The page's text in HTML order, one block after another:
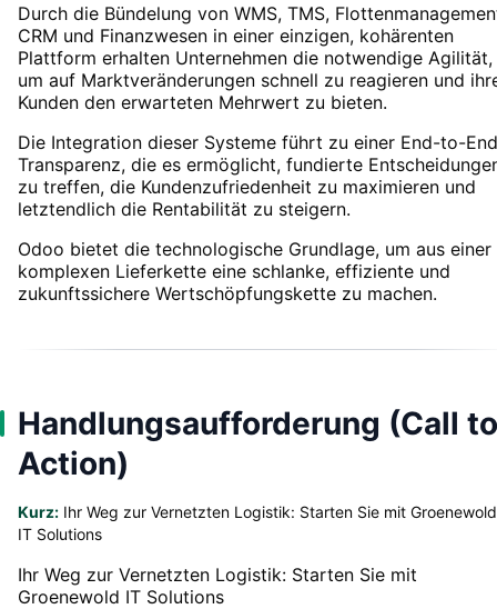
Durch die Bündelung von WMS, TMS,
CRM und Finanzwesen in einer einzigen, kohärenten
Plattform erhalten Unternehmen die notwendige Agilität,
um auf Marktveränderungen schnell zu reagieren und
Kunden den erwarteten Mehrwert zu bieten.
Die Integration dieser Systeme führt zu einer End-to-
Transparenz, die es ermöglicht, fundierte
zu treffen, die Kundenzufriedenheit zu maximieren und
letztendlich die Rentabilität zu steigern.
Odoo bietet die technologische Grundlage, um aus einer
komplexen Lieferkette eine schlanke, effiziente und
zukunftssichere Wertschöpfungskette zu machen.
Handlungsaufforderung (Call to
Action)
Kurz: Ihr Weg zur Vernetzten Logistik: Starten Sie mit Groenewold
IT Solutions
Ihr Weg zur Vernetzten Logistik: Starten Sie mit
Groenewold IT Solutions